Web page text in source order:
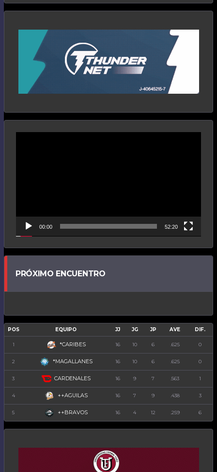
00:00 52:20
PRÓXIMO ENCUENTRO
POS EQUIPO JJ JG JP AVE DIF.
1 *CARIBES 16 10 6 .625 0
2 *MAGALLANES 16 10 6 .625 0
3 CARDENALES 16 9 7 .563 1
4 ++AGUILAS 16 7 9 .438 3
5 ++BRAVOS 16 4 12 .259 6